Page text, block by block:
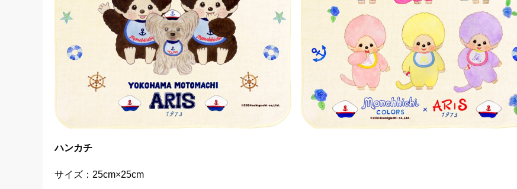
ハンカチ
サイズ：25cm×25cm